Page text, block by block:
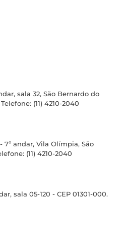
sala 32, São Bernardo do
(11) 4210-2040
andar, Vila Olímpia, São
(11) 4210-2040
sala 05-120 - CEP 01301-000.